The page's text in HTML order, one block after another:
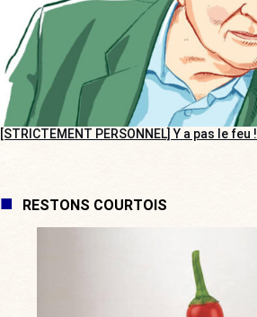
[STRICTEMENT PERSONNEL] Y a pas le feu !
RESTONS COURTOIS